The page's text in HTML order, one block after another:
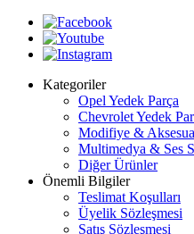
Kategoriler
Opel Yedek Parça
Chevrolet Yedek
Modifiye &
Multimedya & Ses
Diğer Ürünler
Önemli Bilgiler
Teslimat Koşulları
Üyelik Sözleşmesi
Satış Sözleşmesi